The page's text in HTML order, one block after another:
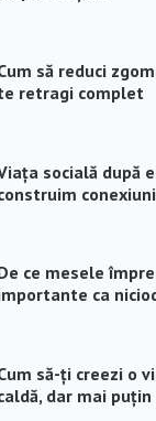
să reduci
retragi complet
socială după
ce mesele
ca
să-ți creezi o
dar mai